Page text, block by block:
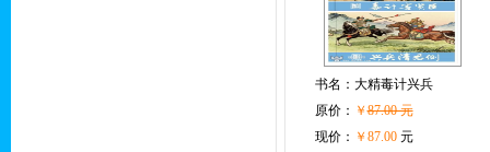
书名： 大精毒计兴兵
原价： ￥87.00 元
现价： ￥87.00元